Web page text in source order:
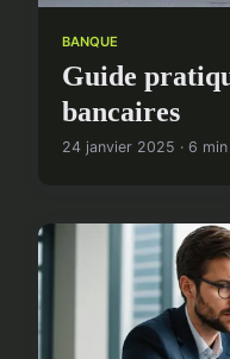
BANQUE
Guide
bancaires
24 janvier 2025 · 6 min